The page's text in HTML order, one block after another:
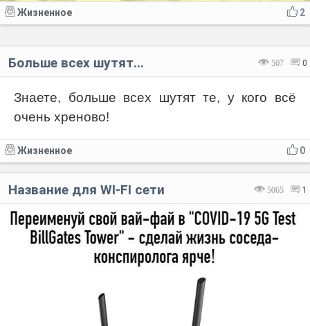
2
Жизненное
507 0
Больше всех шутят...
Знаете, больше всех шутят те, у кого всё
очень хреново!
0
Жизненное
5065 1
Название для WI-FI сети